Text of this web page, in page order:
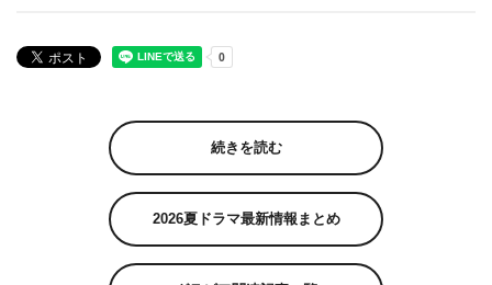
続きを読む
2026夏ドラマ最新情報まとめ